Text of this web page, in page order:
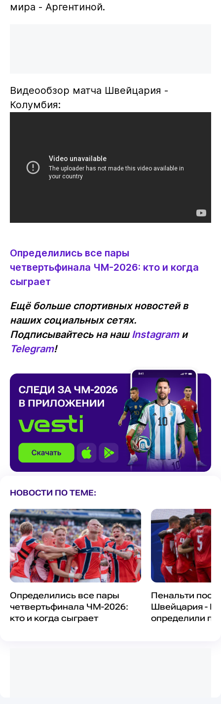
мира - Аргентиной.
Видеообзор матча Швейцария -
Колумбия:
Определились все пары
четвертьфинала ЧМ-2026: кто и когда
сыграет
Ещё больше спортивных новостей в
наших социальных сетях.
Подписывайтесь на нашInstagramи
Telegram!
НОВОСТИ ПО ТЕМЕ:
Определились все пары
четвертьфинала ЧМ-2026:
кто и когда сыграет
Пенальти
Швейцария -
определили